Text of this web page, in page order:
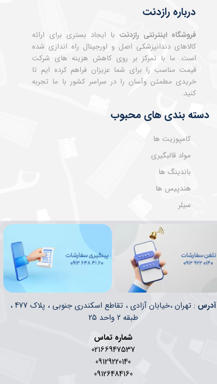
درباره رازدنت
فروشگاه اینترنتی رازدنت با ایجاد بستری برای ارائه
کالاهای دندانپزشکی اصل و اورجینال راه اندازی شده
است. ما با تمرکز بر روی کاهش هزینه های شرکت
قیمت مناسب را برای شما عزیزان فراهم کرده ایم تا
خریدی مطمئن وآسان را در سراسر کشور با ما تجربه
کنید.
دسته بندی های محبوب
کامپوزیت ها
مواد قالبگیری
باندینگ ها
هندپیس ها
سیلر
​​آدرس
: تهران ،خیابان آزادی ، تقاطع اسکندری جنوبی ، پلاک 477 ،
طبقه 2 واحد 25
شماره تماس
02166947537
09129220140
09126484160